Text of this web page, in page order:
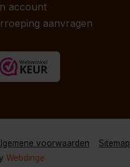
account
aanvragen
voorwaarden
Sitemap
Webdinge